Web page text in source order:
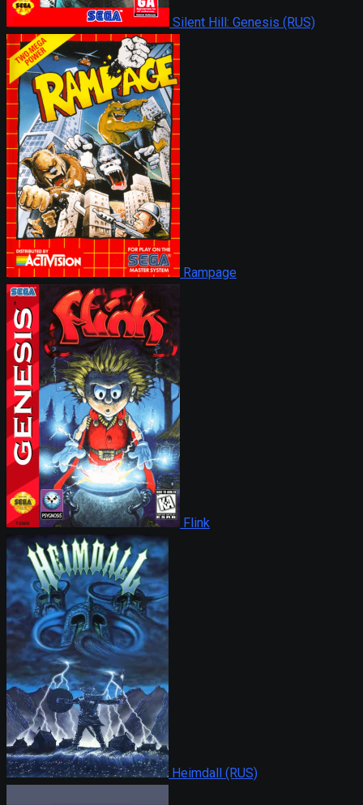
Silent Hill: Genesis (RUS)
Rampage
Flink
Heimdall (RUS)